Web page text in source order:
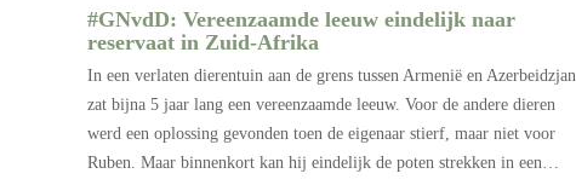
#GNvdD: Vereenzaamde leeuw eindelijk naar
reservaat in Zuid-Afrika
In een verlaten dierentuin aan de grens tussen Armenië en Azerbeidzjan
zat bijna 5 jaar lang een vereenzaamde leeuw. Voor de andere dieren
werd een oplossing gevonden toen de eigenaar stierf, maar niet voor
Ruben. Maar binnenkort kan hij eindelijk de poten strekken in een…